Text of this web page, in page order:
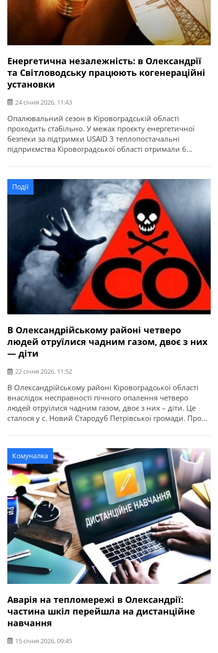
Енергетична незалежність: в Олександрії
та Світловодську працюють когенераційні
установки
24 січня 2026, 11:43
Опалювальний сезон в Кіровоградській області
проходить стабільно. У межах проєкту енергетичної
безпеки за підтримки USAID 3 теплопостачальні
підприємства Кіровоградської області отримали 6
Кіровоградська ОДА. Частина з когенераційних
установок уже працює у Світловодську та Олександрії,
ще кілька – на етапі завершення монтажу й
пусконалагоджувальних робіт.
Події
В Олександрійському районі четверо
людей отруїлися чадним газом, двоє з них
— діти
22 січня 2026, 11:52
В Олександрійському районі Кіровоградської області
внаслідок несправності пічного опалення четверо
людей отруїлися чадним газом, двоє з них – діти. Це
сталося у с. Новий Стародуб Петрівської громади. Про
Чотирирічну дівчинку та восьмирічного хлопчика
доправили до лікарні. Мама та бабуся від госпіталізації
відмовилися.
Комуналка
Аварія на тепломережі в Олександрії:
частина шкіл перейшла на дистанційне
навчання
15 січня 2026, 09:45